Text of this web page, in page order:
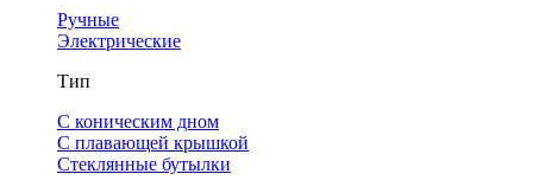
Ручные
Электрические
Тип
С коническим дном
С плавающей крышкой
Стеклянные бутылки